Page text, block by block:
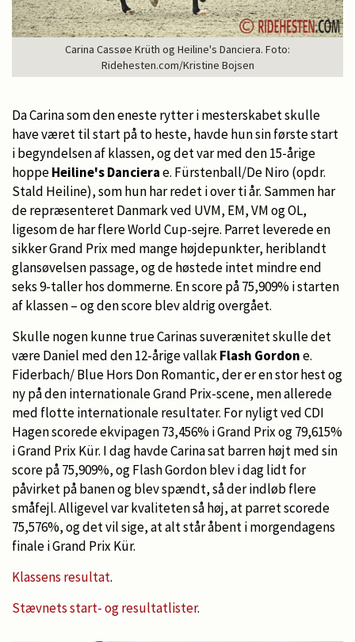
Carina Cassøe Krüth og Heiline's Danciera. Foto:
Ridehesten.com/Kristine Bojsen
Da Carina som den eneste rytter i mesterskabet skulle
have været til start på to heste, havde hun sin første start
i begyndelsen af klassen, og det var med den 15-årige
hoppeHeiline's Dancierae. Fürstenball/De Niro (opdr.
Stald Heiline), som hun har redet i over ti år. Sammen har
de repræsenteret Danmark ved UVM, EM, VM og OL,
ligesom de har flere World Cup-sejre. Parret leverede en
sikker Grand Prix med mange højdepunkter, heriblandt
glansøvelsen passage, og de høstede intet mindre end
seks 9-taller hos dommerne. En score på 75,909% i starten
af klassen – og den score blev aldrig overgået.
Skulle nogen kunne true Carinas suverænitet skulle det
være Daniel med den 12-årige vallakFlash Gordone.
Fiderbach/ Blue Hors Don Romantic, der er en stor hest og
ny på den internationale Grand Prix-scene, men allerede
med flotte internationale resultater. For nyligt ved CDI
Hagen scorede ekvipagen 73,456% i Grand Prix og 79,615%
i Grand Prix Kür. I dag havde Carina sat barren højt med sin
score på 75,909%, og Flash Gordon blev i dag lidt for
påvirket på banen og blev spændt, så der indløb flere
småfejl. Alligevel var kvaliteten så høj, at parret scorede
75,576%, og det vil sige, at alt står åbent i morgendagens
finale i Grand Prix Kür.
Klassens resultat.
Stævnets start- og resultatlister.